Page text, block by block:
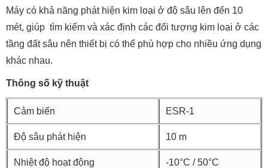
Máy có khả năng phát hiện kim loại ở độ sâu lên đến 10
mét, giúp tìm kiếm và xác định các đối tượng kim loại ở các
tầng đất sâu nên thiết bị có thể phù hợp cho nhiều ứng dụng
khác nhau.
Thông số kỹ thuật
Cảm biến ESR-1
Độ sâu phát hiện 10 m
Nhiệt độ hoạt động -10°C / 50°C